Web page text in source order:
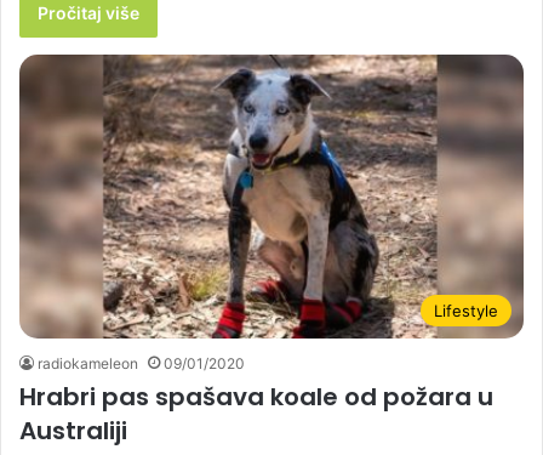
Pročitaj više
Lifestyle
radiokameleon 09/01/2020
Hrabri pas spašava koale od požara u
Australiji